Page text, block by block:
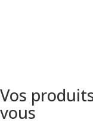
Vos
vous